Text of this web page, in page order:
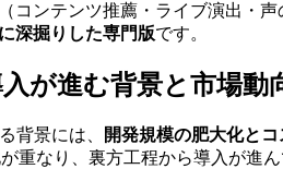
コンテンツ推薦・ライブ演出・
深掘りした専門版です。
が進む背景と市場動
背景には、 開発規模の肥大化と
重なり、裏方工程から導入が進ん